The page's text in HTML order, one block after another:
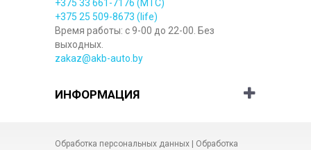
+375 33 661-7176 (МТС)
+375 25 509-8673 (life)
Время работы: с 9-00 до 22-00. Без
выходных.
zakaz@akb-auto.by
ИНФОРМАЦИЯ
Обработка персональных данных Обработка